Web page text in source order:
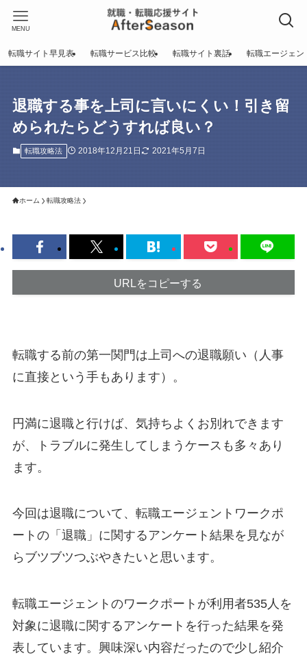
MENU
転職サイト早見表 転職サービス比較 転職サイト裏話 転職エージェン
退職する事を上司に言いにくい！引き留
められたらどうすれば良い？
転職攻略法 2018年12月21日 2021年5月7日
ホーム 転職攻略法
URLをコピーする
転職する前の第一関門は上司への退職願い（人事
に直接という手もあります）。
円満に退職と行けば、気持ちよくお別れできます
が、トラブルに発生してしまうケースも多々あり
ます。
今回は退職について、転職エージェントワークポ
ートの「退職」に関するアンケート結果を見なが
らブツブツつぶやきたいと思います。
転職エージェントのワークポートが利用者535人を
対象に退職に関するアンケートを行った結果を発
表しています。興味深い内容だったので少し紹介